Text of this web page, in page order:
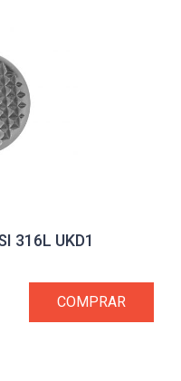
316L UKD1
COMPRAR